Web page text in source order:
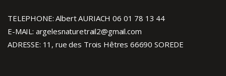
TELEPHONE: Albert AURIACH 06 01 78 13 44
E-MAIL: argelesnaturetrail2@gmail.com
ADRESSE: 11, rue des Trois Hêtres 66690 SOREDE